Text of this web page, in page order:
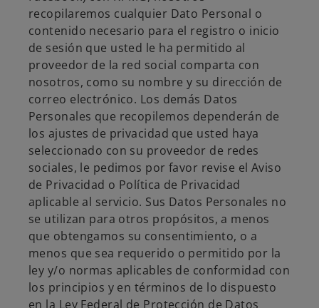
recopilaremos cualquier Dato Personal o
contenido necesario para el registro o inicio
de sesión que usted le ha permitido al
proveedor de la red social comparta con
nosotros, como su nombre y su dirección de
correo electrónico. Los demás Datos
Personales que recopilemos dependerán de
los ajustes de privacidad que usted haya
seleccionado con su proveedor de redes
sociales, le pedimos por favor revise el Aviso
de Privacidad o Política de Privacidad
aplicable al servicio. Sus Datos Personales no
se utilizan para otros propósitos, a menos
que obtengamos su consentimiento, o a
menos que sea requerido o permitido por la
ley y/o normas aplicables de conformidad con
los principios y en términos de lo dispuesto
en la Ley Federal de Protección de Datos